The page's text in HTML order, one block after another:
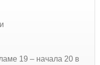
19 – начала 20 в